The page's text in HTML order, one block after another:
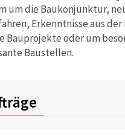
um die Baukonjunktur,
Erkenntnisse aus der
Bauprojekte oder um
Baustellen.